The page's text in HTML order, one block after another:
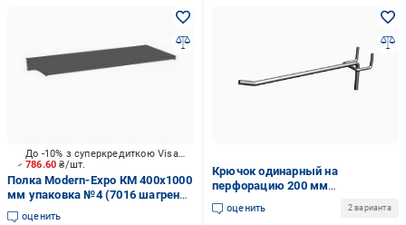
786.60₴/шт.
До -10% з суперкредиткою Visa Вигода
Полка Modern-Expo КМ 400х1000
мм упаковка №4 (7016 шагрень
мат) антрацит
оценить
Крючок одинарный на
перфорацию 200 мм
Антрацитово-серый (23-1-7)
оценить 2 варианта